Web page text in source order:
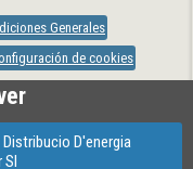
Generales
de cookies
D'energia
Sl